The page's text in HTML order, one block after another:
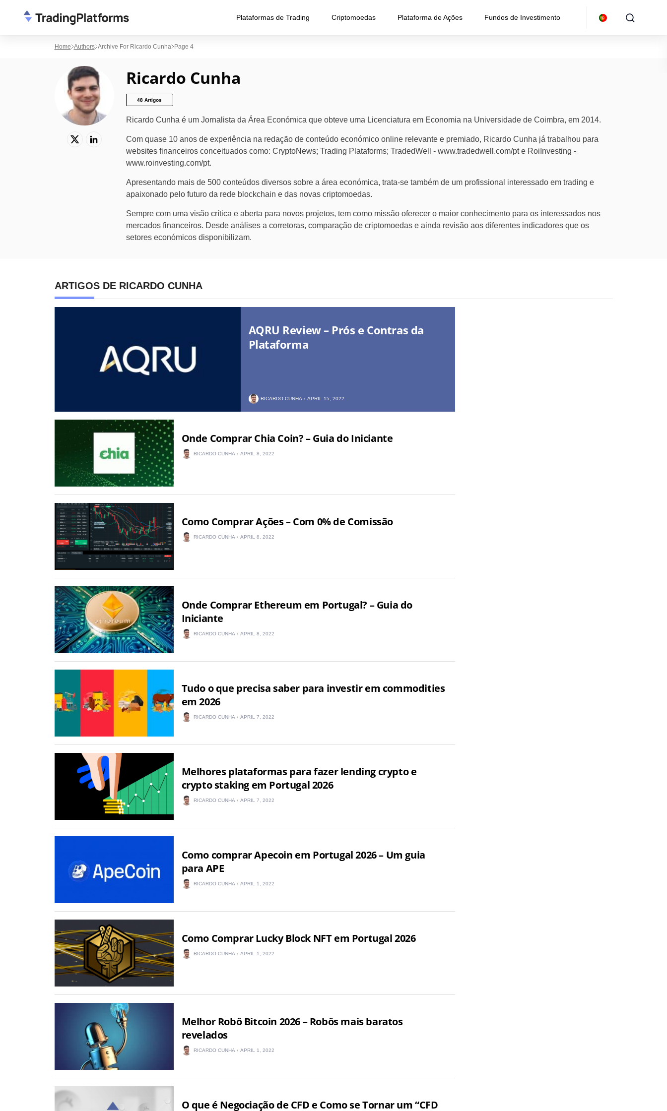
Plataformas de Trading Criptomoedas Plataforma de Ações Fundos de Investimento
Czechia
Germany
Spain
Hungary
Russia
Home Authors Archive For Ricardo Cunha Page 4
Ricardo Cunha
48 Artigos
Ricardo Cunha é um Jornalista da Área Económica que obteve uma Licenciatura em Economia na Universidade de Coimbra, em 2014.
Com quase 10 anos de experiência na redação de conteúdo económico online relevante e premiado, Ricardo Cunha já trabalhou para
websites financeiros conceituados como: CryptoNews; Trading Plataforms; TradedWell - www.tradedwell.com/pt e RoiInvesting -
www.roinvesting.com/pt.
Apresentando mais de 500 conteúdos diversos sobre a área económica, trata-se também de um profissional interessado em trading e
apaixonado pelo futuro da rede blockchain e das novas criptomoedas.
Sempre com uma visão crítica e aberta para novos projetos, tem como missão oferecer o maior conhecimento para os interessados nos
mercados financeiros. Desde análises a corretoras, comparação de criptomoedas e ainda revisão aos diferentes indicadores que os
setores económicos disponibilizam.
ARTIGOS DE RICARDO CUNHA
AQRU Review – Prós e Contras da
Plataforma
RICARDO CUNHA APRIL 15, 2022
Onde Comprar Chia Coin? – Guia do Iniciante
RICARDO CUNHA APRIL 8, 2022
Como Comprar Ações – Com 0% de Comissão
RICARDO CUNHA APRIL 8, 2022
Onde Comprar Ethereum em Portugal? – Guia do
Iniciante
RICARDO CUNHA APRIL 8, 2022
Tudo o que precisa saber para investir em commodities
em 2026
RICARDO CUNHA APRIL 7, 2022
Melhores plataformas para fazer lending crypto e
crypto staking em Portugal 2026
RICARDO CUNHA APRIL 7, 2022
Como comprar Apecoin em Portugal 2026 – Um guia
para APE
RICARDO CUNHA APRIL 1, 2022
Como Comprar Lucky Block NFT em Portugal 2026
RICARDO CUNHA APRIL 1, 2022
Melhor Robô Bitcoin 2026 – Robôs mais baratos
revelados
RICARDO CUNHA APRIL 1, 2022
O que é Negociação de CFD e Como se Tornar um “CFD